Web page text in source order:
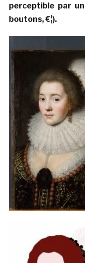
perceptible par
boutons, €¦).